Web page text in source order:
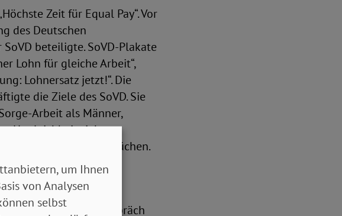
Zeit für Equal Pay“. Vor
des Deutschen
beteiligte. SoVD-Plakate
Lohn für gleiche Arbeit“,
Lohnersatz jetzt!“. Die
die Ziele des SoVD. Sie
Arbeit als Männer,
Ungleichheit zieht
bei den Rentenansprüchen.
des
(Die Grünen). Im Gespräch
um Ihnen
von Analysen
selbst